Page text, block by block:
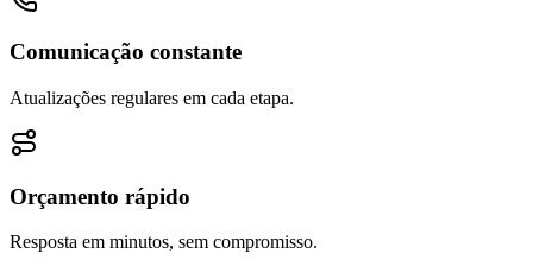
Comunicação constante
Atualizações regulares em cada etapa.
Orçamento rápido
Resposta em minutos, sem compromisso.